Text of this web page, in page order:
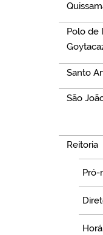
Polo de
Santo
São
Reitoria
Pró-